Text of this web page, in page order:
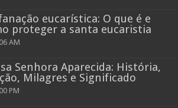
eucarística: O que é e
proteger a santa eucaristia
AM
Senhora Aparecida: História,
Milagres e Significado
PM